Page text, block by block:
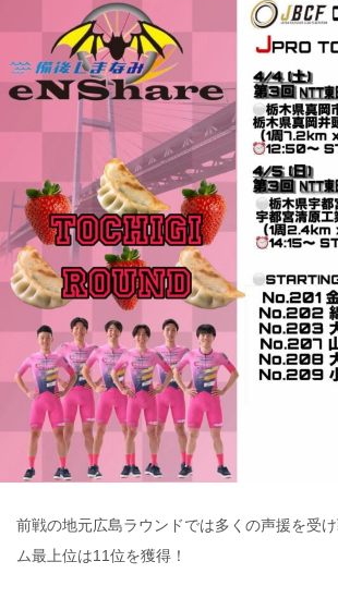
前戦の地元広島ラウンドでは多くの声援を受
ム最上位は11位を獲得！